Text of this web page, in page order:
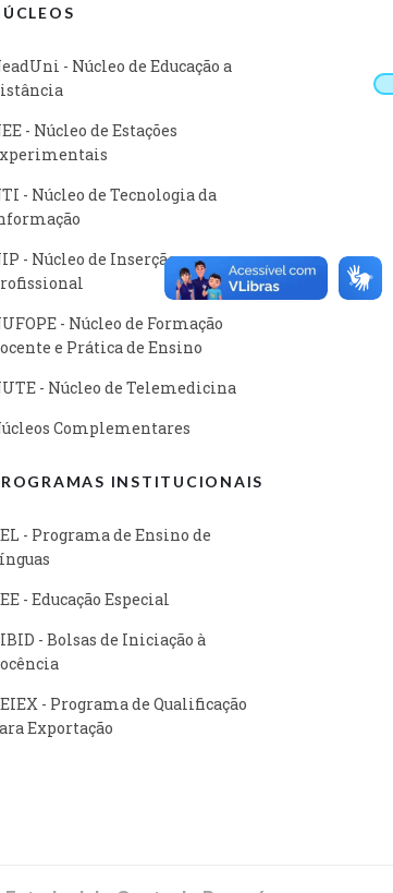
- Núcleo de Educação a
- Núcleo de Estações
- Núcleo de Tecnologia da
- Núcleo de Inserção
- Núcleo de Formação
e Prática de Ensino
- Núcleo de Telemedicina
Complementares
INSTITUCIONAIS
- Programa de Ensino de
- Educação Especial
- Bolsas de Iniciação à
- Programa de Qualificação
Exportação